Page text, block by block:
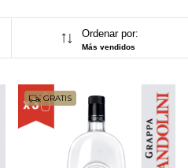
Ordenar por:
Más vendidos
GRATIS